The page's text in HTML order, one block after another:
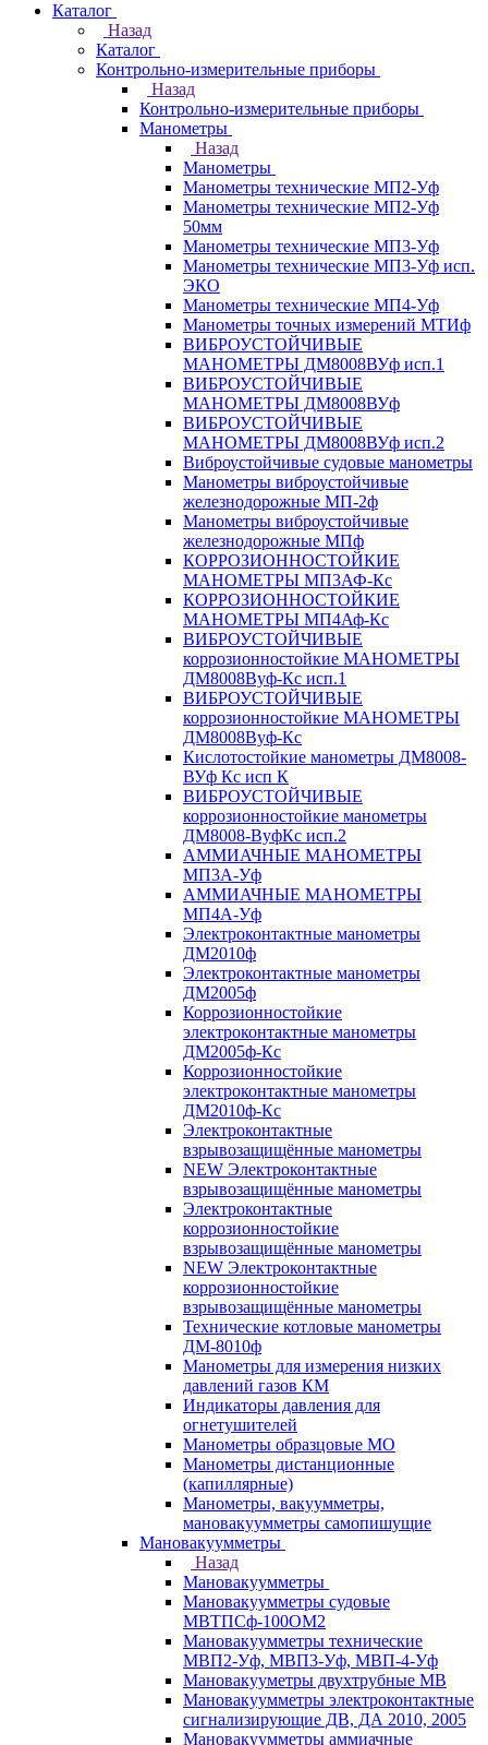
Каталог
Назад
Каталог
Контрольно-измерительные приборы
Назад
Контрольно-измерительные приборы
Манометры
Назад
Манометры
Манометры технические МП2-Уф
Манометры технические МП2-Уф
50мм
Манометры технические МП3-Уф
Манометры технические МП3-Уф исп.
ЭКО
Манометры технические МП4-Уф
Манометры точных измерений МТИф
ВИБРОУСТОЙЧИВЫЕ
МАНОМЕТРЫ ДМ8008ВУф исп.1
ВИБРОУСТОЙЧИВЫЕ
МАНОМЕТРЫ ДМ8008ВУф
ВИБРОУСТОЙЧИВЫЕ
МАНОМЕТРЫ ДМ8008ВУф исп.2
Виброустойчивые судовые манометры
Манометры виброустойчивые
железнодорожные МП-2ф
Манометры виброустойчивые
железнодорожные МПф
КОРРОЗИОННОСТОЙКИЕ
МАНОМЕТРЫ МП3АФ-Кс
КОРРОЗИОННОСТОЙКИЕ
МАНОМЕТРЫ МП4Аф-Кс
ВИБРОУСТОЙЧИВЫЕ
коррозионностойкие МАНОМЕТРЫ
ДМ8008Вуф-Кс исп.1
ВИБРОУСТОЙЧИВЫЕ
коррозионностойкие МАНОМЕТРЫ
ДМ8008Вуф-Кс
Кислотостойкие манометры ДМ8008-
ВУф Кс исп К
ВИБРОУСТОЙЧИВЫЕ
коррозионностойкие манометры
ДМ8008-ВуфКс исп.2
АММИАЧНЫЕ МАНОМЕТРЫ
МП3А-Уф
АММИАЧНЫЕ МАНОМЕТРЫ
МП4А-Уф
Электроконтактные манометры
ДМ2010ф
Электроконтактные манометры
ДМ2005ф
Коррозионностойкие
электроконтактные манометры
ДМ2005ф-Кс
Коррозионностойкие
электроконтактные манометры
ДМ2010ф-Кс
Электроконтактные
взрывозащищённые манометры
NEW Электроконтактные
взрывозащищённые манометры
Электроконтактные
коррозионностойкие
взрывозащищённые манометры
NEW Электроконтактные
коррозионностойкие
взрывозащищённые манометры
Технические котловые манометры
ДМ-8010ф
Манометры для измерения низких
давлений газов КМ
Индикаторы давления для
огнетушителей
Манометры образцовые МО
Манометры дистанционные
(капиллярные)
Манометры, вакуумметры,
мановакуумметры самопишущие
Мановакуумметры
Назад
Мановакуумметры
Мановакуумметры судовые
МВТПСф-100ОМ2
Мановакуумметры технические
МВП2-Уф, МВП3-Уф, МВП-4-Уф
Мановакууметры двухтрубные МВ
Мановакуумметры электроконтактные
сигнализирующие ДВ, ДА 2010, 2005
Мановакуумметры аммиачные